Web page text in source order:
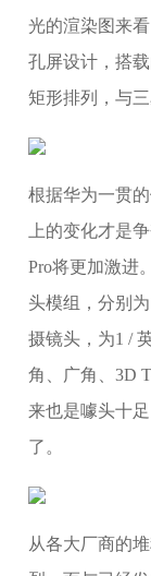
光的渲染图来
孔屏设计，搭
矩形排列，与三
根据华为一贯
上的变化才是
Pro将更加激进
头模组，分别
摄镜头，为1 /
角、广角、3D
来也是噱头十
了。
从各大厂商的